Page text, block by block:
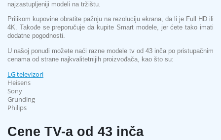
najzastupljeniji modeli na tržištu.
Prilikom kupovine obratite pažnju na rezoluciju ekrana, da li je Full HD ili
4K. Takođe se preporučuje da kupite Smart modele, jer ćete tako imati
dodatne pogodnosti.
U našoj ponudi možete naći razne modele tv od 43 inča po pristupačnim
cenama od strane najkvalitetnijih proizvođača, kao što su:
LG televizori
Heisens
Sony
Grunding
Philips
Cene TV-a od 43 inča